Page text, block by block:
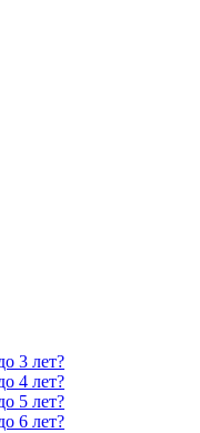
3 лет?
4 лет?
5 лет?
6 лет?